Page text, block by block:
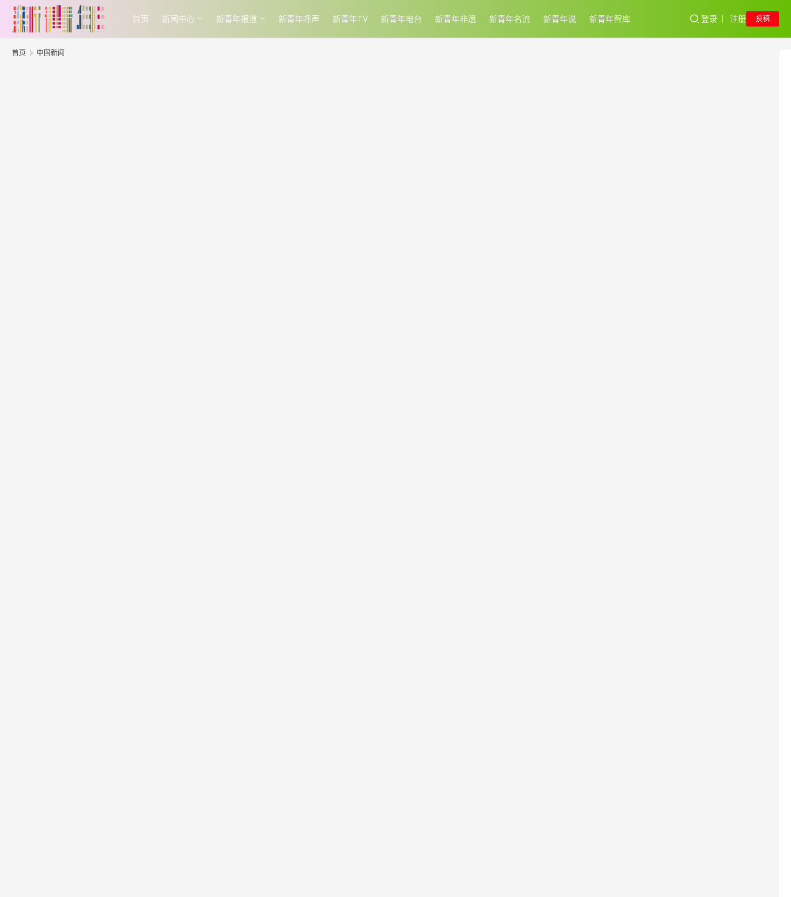
首页 新闻中心 新青年报道 新青年呼声 新青年TV 新青年电台 新青年非遗 新青年名流 新青年说 新青年智库 登录 注册 投稿
首页 中国新闻